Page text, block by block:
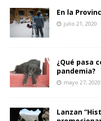
En la
julio 21, 2020
¿Qué pasa
pandemia?
mayo 27, 2020
Lanzan